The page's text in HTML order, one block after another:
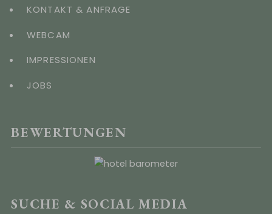
KONTAKT & ANFRAGE
WEBCAM
IMPRESSIONEN
JOBS
BEWERTUNGEN
SUCHE & SOCIAL MEDIA